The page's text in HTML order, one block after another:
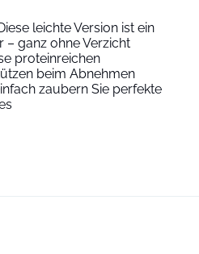
leichte Version ist ein
– ganz ohne Verzicht
proteinreichen
beim Abnehmen
zaubern Sie perfekte